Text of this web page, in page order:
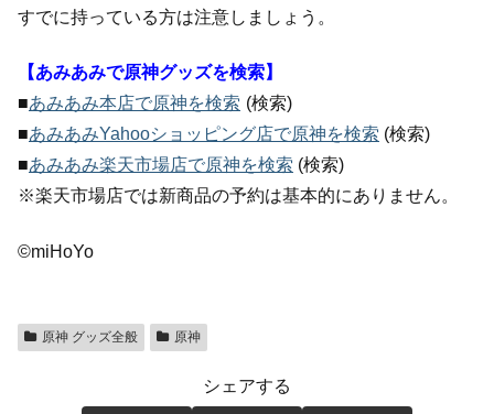
すでに持っている方は注意しましょう。
【あみあみで原神グッズを検索】
■あみあみ本店で原神を検索 (検索)
■あみあみYahooショッピング店で原神を検索 (検索)
■あみあみ楽天市場店で原神を検索 (検索)
※楽天市場店では新商品の予約は基本的にありません。
©miHoYo
原神 グッズ全般 原神
シェアする